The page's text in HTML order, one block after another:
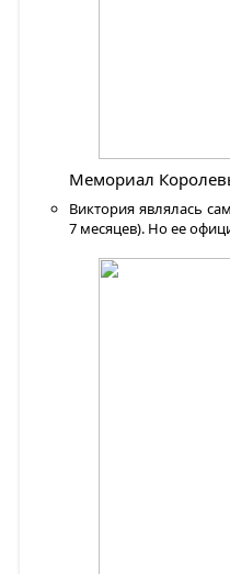
Мемориал
Виктория являлась
7 месяцев). Но ее